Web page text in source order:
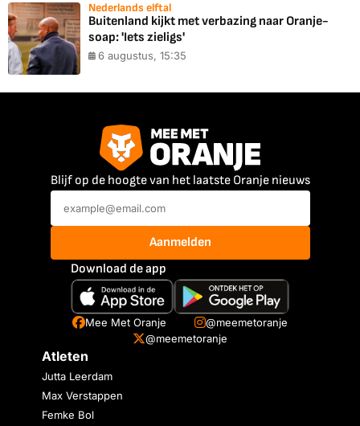
Nederlands elftal
Buitenland kijkt met verbazing naar Oranje-
soap: 'Iets zieligs'
6 augustus, 15:35
Blijf op de hoogte van het laatste Oranje nieuws
Aanmelden
Download de app
Mee Met Oranje
@meemetoranje
@meemetoranje
Atleten
Jutta Leerdam
Max Verstappen
Femke Bol